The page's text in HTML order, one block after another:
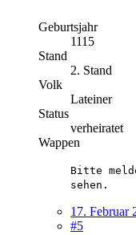
Geburtsjahr
1115
Stand
2. Stand
Volk
Lateiner
Status
verheiratet
Wappen
Bitte
sehen.
17. Februar
#5